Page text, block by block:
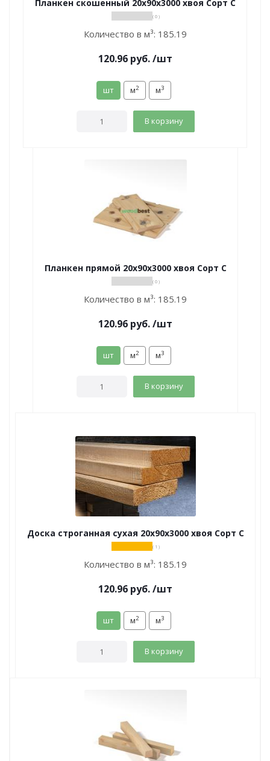
Планкен скошенный 20х90х3000 хвоя Сорт С
( 0 )
Количество в м³: 185.19
120.96 руб./шт
шт м2 м3
В корзину
Планкен прямой 20х90х3000 хвоя Сорт С
( 0 )
Количество в м³: 185.19
120.96 руб./шт
шт м2 м3
В корзину
Доска строганная сухая 20х90х3000 хвоя Сорт С
( 1 )
Количество в м³: 185.19
120.96 руб./шт
шт м2 м3
В корзину